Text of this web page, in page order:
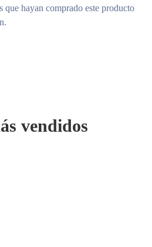
que hayan comprado este producto
vendidos